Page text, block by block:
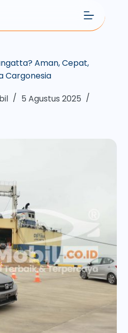
Aman, Cepat,
Cargonesia
5 Agustus 2025